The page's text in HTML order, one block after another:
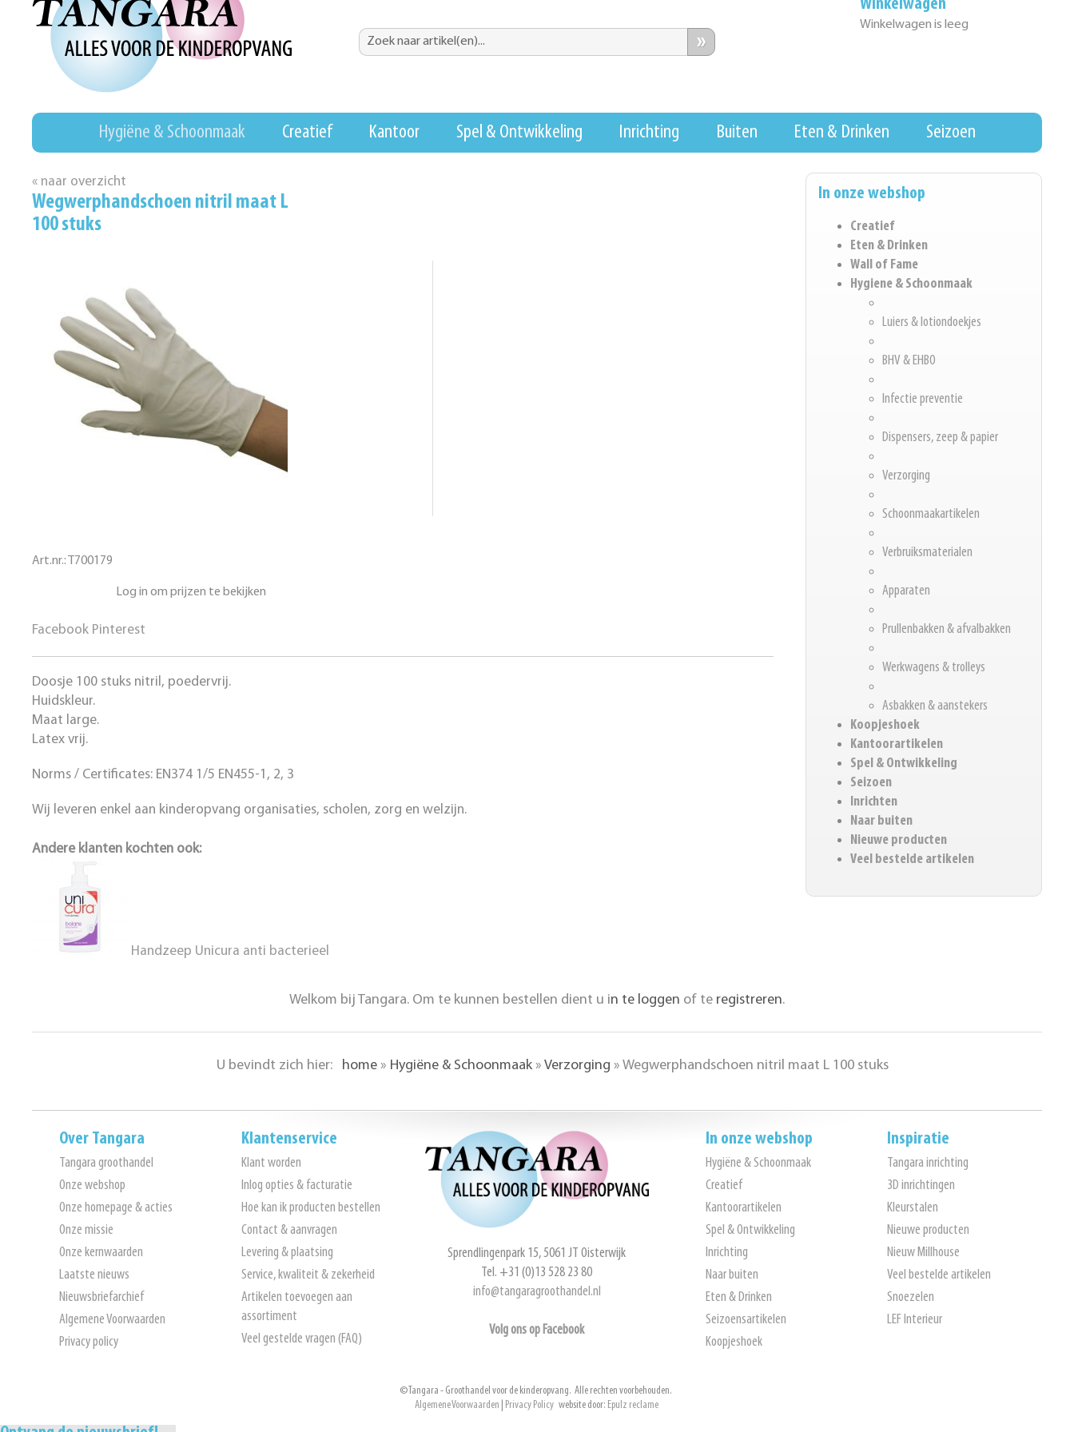
Winkelwagen
Winkelwagen is leeg
»
Hygiëne & Schoonmaak Creatief Kantoor Spel & Ontwikkeling Inrichting Buiten Eten & Drinken Seizoen
In onze webshop
Creatief
Eten & Drinken
Wall of Fame
Hygiene & Schoonmaak
Luiers & lotiondoekjes
BHV & EHBO
Infectie preventie
Dispensers, zeep & papier
Verzorging
Schoonmaakartikelen
Verbruiksmaterialen
Apparaten
Prullenbakken & afvalbakken
Werkwagens & trolleys
Asbakken & aanstekers
Koopjeshoek
Kantoorartikelen
Spel & Ontwikkeling
Seizoen
Inrichten
Naar buiten
Nieuwe producten
Veel bestelde artikelen
« naar overzicht
Wegwerphandschoen nitril maat L
100 stuks
Art.nr.: T700179
Log in om prijzen te bekijken
Facebook Pinterest
Doosje 100 stuks nitril, poedervrij.
Huidskleur.
Maat large.
Latex vrij.
Norms / Certificates: EN374 1/5 EN455-1, 2, 3
Wij leveren enkel aan kinderopvang organisaties, scholen, zorg en welzijn.
Andere klanten kochten ook:
Handzeep Unicura anti bacterieel
Welkom bij Tangara. Om te kunnen bestellen dient u in te loggen of te registreren.
U bevindt zich hier: home » Hygiëne & Schoonmaak »Verzorging »Wegwerphandschoen nitril maat L 100 stuks
Over Tangara
Tangara groothandel
Onze webshop
Onze homepage & acties
Onze missie
Onze kernwaarden
Laatste nieuws
Nieuwsbriefarchief
Algemene Voorwaarden
Privacy policy
Klantenservice
Klant worden
Inlog opties & facturatie
Hoe kan ik producten bestellen
Contact & aanvragen
Levering & plaatsing
Service, kwaliteit & zekerheid
Artikelen toevoegen aan
assortiment
Veel gestelde vragen (FAQ)
Sprendlingenpark 15, 5061 JT Oisterwijk
Tel. +31 (0)13 528 23 80
info@tangaragroothandel.nl
Volg ons op Facebook
In onze webshop
Hygiëne & Schoonmaak
Creatief
Kantoorartikelen
Spel & Ontwikkeling
Inrichting
Naar buiten
Eten & Drinken
Seizoensartikelen
Koopjeshoek
Inspiratie
Tangara inrichting
3D inrichtingen
Kleurstalen
Nieuwe producten
Nieuw Millhouse
Veel bestelde artikelen
Snoezelen
LEF Interieur
© Tangara - Groothandel voor de kinderopvang. Alle rechten voorbehouden.
Algemene Voorwaarden
Privacy Policy website door: Epulz reclame